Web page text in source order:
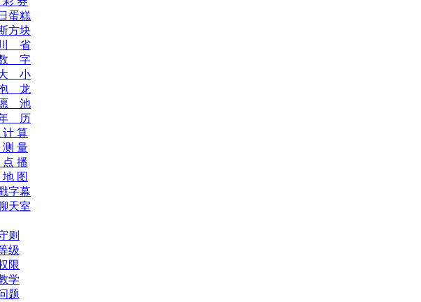
蛋糕
方块
省
字
小
龙
池
历
计 算
测 量
点 播
地 图
字幕
天室
则
级
限
学
题